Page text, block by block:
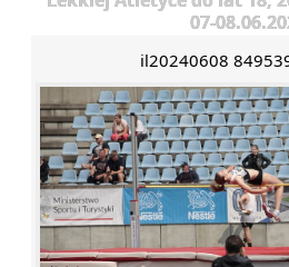
07-
il20240608